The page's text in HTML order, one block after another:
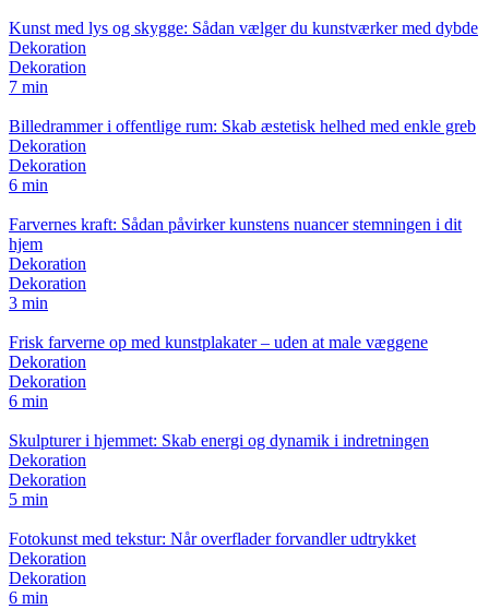
Kunst med lys og skygge: Sådan vælger du kunstværker med dybde
Dekoration
Dekoration
7 min
Billedrammer i offentlige rum: Skab æstetisk helhed med enkle greb
Dekoration
Dekoration
6 min
Farvernes kraft: Sådan påvirker kunstens nuancer stemningen i dit
hjem
Dekoration
Dekoration
3 min
Frisk farverne op med kunstplakater – uden at male væggene
Dekoration
Dekoration
6 min
Skulpturer i hjemmet: Skab energi og dynamik i indretningen
Dekoration
Dekoration
5 min
Fotokunst med tekstur: Når overflader forvandler udtrykket
Dekoration
Dekoration
6 min